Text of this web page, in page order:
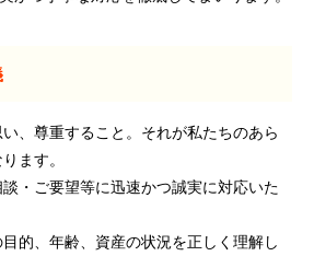
、尊重すること。それが私たちのあら
ます。
・ご要望等に迅速かつ誠実に対応いた
的、年齢、資産の状況を正しく理解し